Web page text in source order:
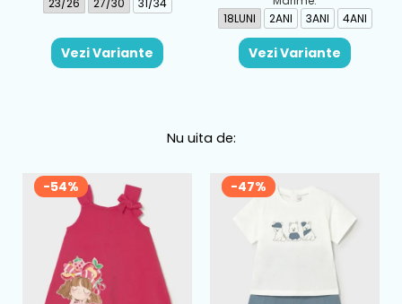
23/26
27/30 31/34
Vezi Variante
18LUNI
2ANI 3ANI 4ANI
Vezi Variante
Nu uita de:
-54% -47%